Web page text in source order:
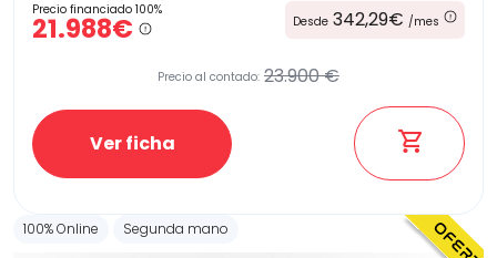
Precio financiado 100%
21.988€ Desde 342,29€ /mes
Precio al contado: 23.900 €
Ver ficha
100% Online Segunda mano